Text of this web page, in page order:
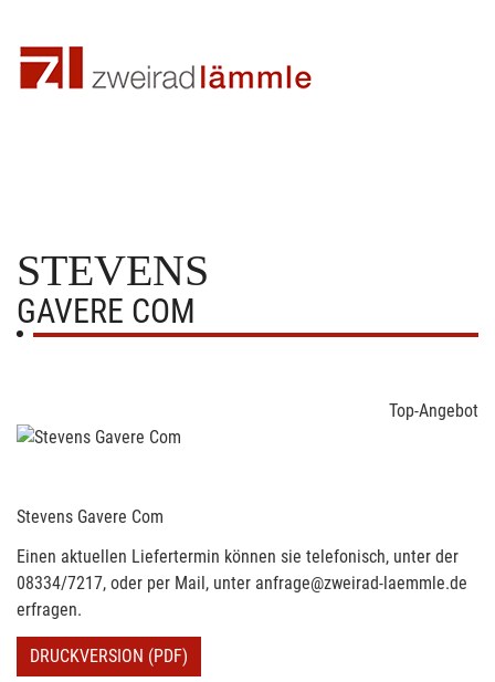
STEVENS
GAVERE COM
Top-Angebot
Stevens Gavere Com
Einen aktuellen Liefertermin können sie telefonisch, unter der
08334/7217, oder per Mail, unter anfrage@zweirad-laemmle.de
erfragen.
DRUCKVERSION (PDF)